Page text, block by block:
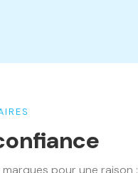
pour une raison :